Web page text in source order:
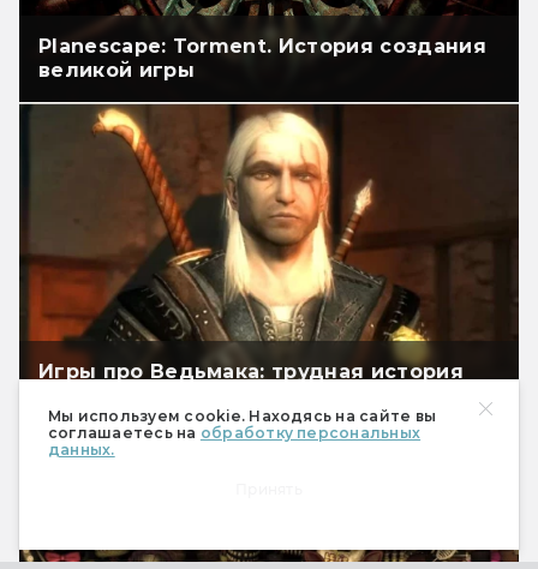
Мы используем cookie. Находясь на сайте вы
соглашаетесь на обработку персональных
данных.
Planescape: Torment. История создания
великой игры
Игры про Ведьмака: трудная история